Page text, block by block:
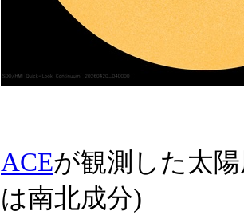
ACEが観測した太
は南北成分)